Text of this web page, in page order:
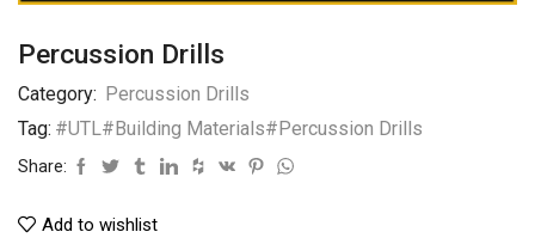
Percussion Drills
Category: Percussion Drills
Tag: #UTL#Building Materials#Percussion Drills
Share:
Add to wishlist